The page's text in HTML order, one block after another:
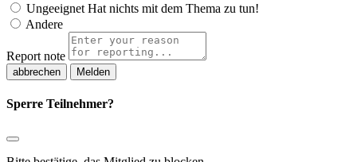
Ungeeignet Hat nichts mit dem Thema zu tun!
Andere
Report note
Melden
Sperre Teilnehmer?